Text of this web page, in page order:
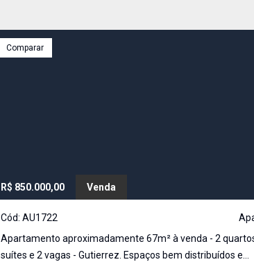
Comparar
R$ 850.000,00 Venda
Cód: AU1722
Apartamento aproximadamente 67m² à venda - 2
suítes e 2 vagas - Gutierrez. Espaços bem distribuídos e